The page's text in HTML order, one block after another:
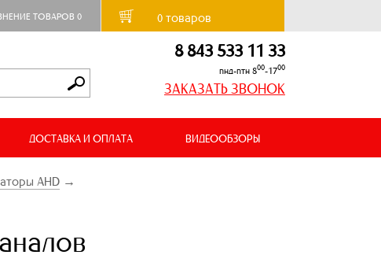
ТОВАРОВ 0 0товаров
8 843 533 11 33
пнд-птн 800-1700
ЗАКАЗАТЬ ЗВОНОК
ДОСТАВКА И ОПЛАТА ВИДЕООБЗОРЫ
AHD →